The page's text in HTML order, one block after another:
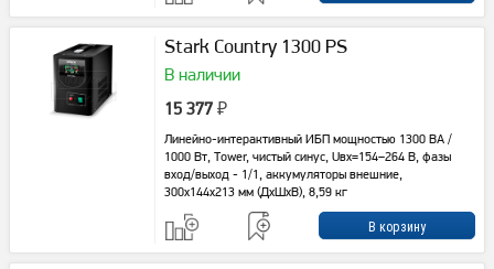
Stark Country 1300 PS
В наличии
15 377 ₽
Линейно-интерактивный ИБП мощностью 1300 ВА /
1000 Вт, Tower, чистый синус, Uвх=154–264 В, фазы
вход/выход - 1/1, аккумуляторы внешние,
300x144x213 мм (ДхШхВ), 8,59 кг